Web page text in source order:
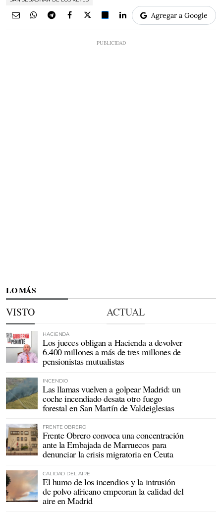
Agregar a Google
LO MÁS
VISTO ACTUAL
HACIENDA
Los jueces obligan a Hacienda a devolver
6.400 millones a más de tres millones de
pensionistas mutualistas
INCENDIO
Las llamas vuelven a golpear Madrid: un
coche incendiado desata otro fuego
forestal en San Martín de Valdeiglesias
FRENTE OBRERO
Frente Obrero convoca una concentración
ante la Embajada de Marruecos para
denunciar la crisis migratoria en Ceuta
CALIDAD DEL AIRE
El humo de los incendios y la intrusión
de polvo africano empeoran la calidad del
aire en Madrid